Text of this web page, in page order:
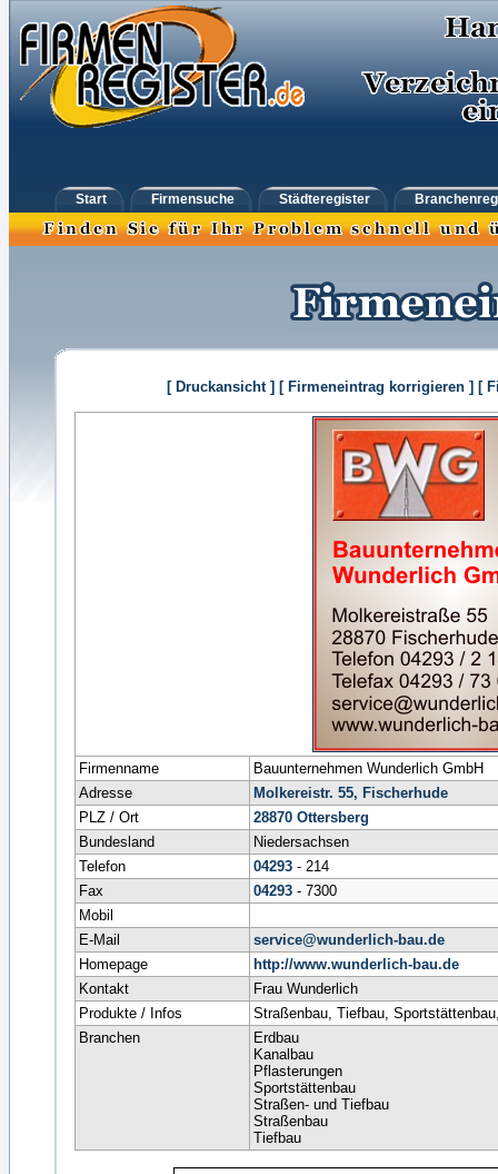
Start Firmensuche Städteregister
[ Druckansicht ] [ Firmeneintrag korrigieren ] [
Firmenname
Bauunternehmen Wunderlich GmbH
Adresse
Molkereistr. 55, Fischerhude
PLZ / Ort
28870 Ottersberg
Bundesland
Niedersachsen
Telefon
04293- 214
Fax
04293- 7300
Mobil
E-Mail
service@wunderlich-bau.de
Homepage
http://www.wunderlich-bau.de
Kontakt
Frau Wunderlich
Produkte / Infos
Straßenbau, Tiefbau,
Branchen
Erdbau
Kanalbau
Pflasterungen
Sportstättenbau
Straßen- und Tiefbau
Straßenbau
Tiefbau